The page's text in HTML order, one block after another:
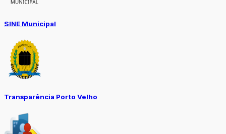
SINE Municipal
Transparência Porto Velho